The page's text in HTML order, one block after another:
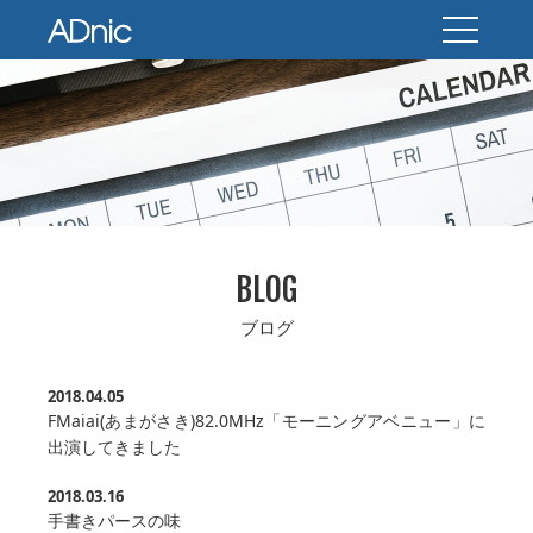
BLOG
ブログ
2018.04.05
FMaiai(あまがさき)82.0MHz「モーニングアベニュー」に
出演してきました
2018.03.16
手書きパースの味